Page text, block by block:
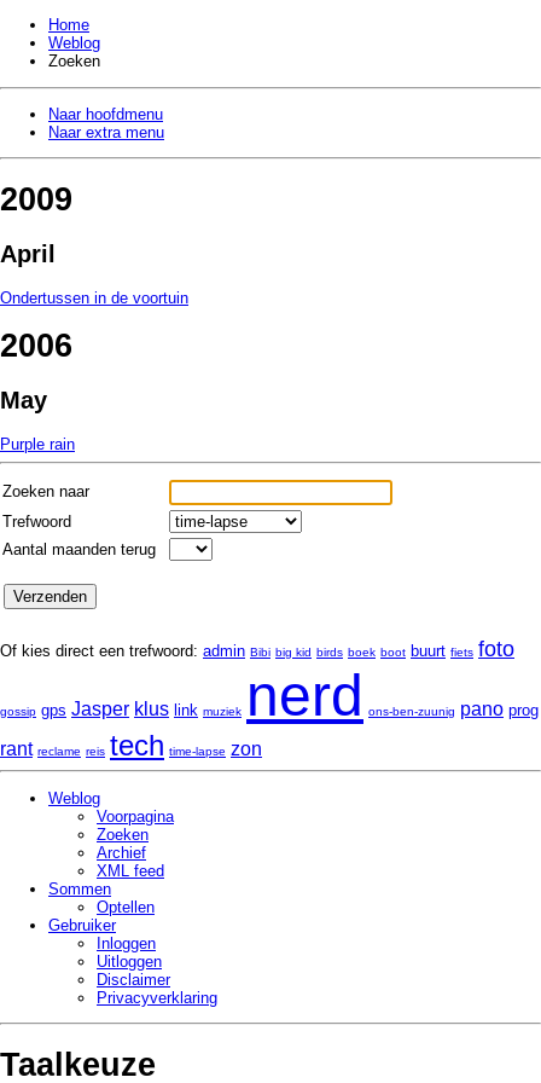
Home
Weblog
Zoeken
Naar hoofdmenu
Naar extra menu
2009
April
Ondertussen in de voortuin
2006
May
Purple rain
Zoeken naar
Trefwoord
Aantal maanden terug
Of kies direct een trefwoord: admin Bibi big kid birds boek boot buurt fiets foto
gossip gps Jasper klus link muziek nerd ons-ben-zuunig pano prog
rant reclame reis tech time-lapse zon
Weblog
Voorpagina
Zoeken
Archief
XML feed
Sommen
Optellen
Gebruiker
Inloggen
Uitloggen
Disclaimer
Privacy­verklaring
Taalkeuze